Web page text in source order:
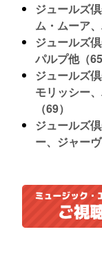
ジュールズ
ム・ムーア
ジュールズ
パルプ他（65
ジュールズ
モリッシー
（69）
ジュールズ
ー、ジャー